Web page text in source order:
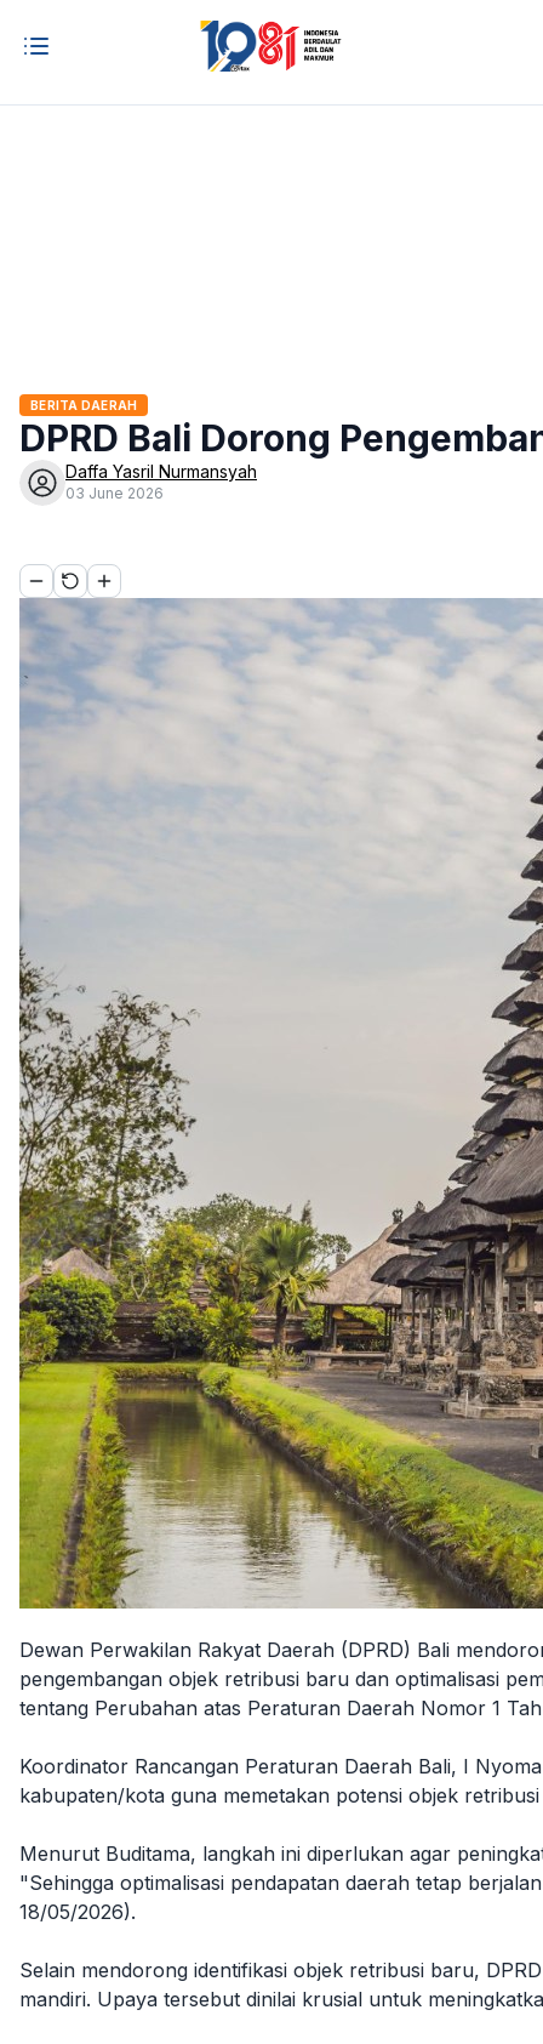
BERITA DAERAH
DPRD Bali Dorong
Daffa Yasril Nurmansyah
03 June 2026
Dewan Perwakilan Rakyat Daerah (DPRD) Bali
pengembangan objek retribusi baru dan optimalisasi
tentang Perubahan atas Peraturan Daerah Nomor 1
Koordinator Rancangan Peraturan Daerah Bali, I
kabupaten/kota guna memetakan potensi objek
Menurut Buditama, langkah ini diperlukan agar
"Sehingga optimalisasi pendapatan daerah tetap
18/05/2026).
Selain mendorong identifikasi objek retribusi baru,
mandiri. Upaya tersebut dinilai krusial untuk